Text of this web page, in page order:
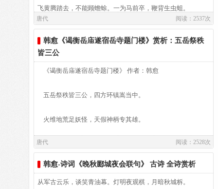
飞黄腾踏去，不能顾蟾蜍。一为马前卒，鞭背生虫蛆。
一为公与相，潭潭府中居。问之何因尔，学与不学欤。
君子与小人，不系父母且。不见公与相，起身自犁鉏。
不见三公后，寒饥出无驴。文章岂不贵，经训乃菑畬。
潢潦无根源，朝满夕已除。人不通古今，马牛而襟裾。
灯火稍可亲，简编可卷舒。岂不旦夕念，为尔惜居诸。
唐代 阅读：2537次
韩愈《谒衡岳庙遂宿岳寺题门楼》赏析：五岳祭秩
皆三公
《谒衡岳庙遂宿岳寺题门楼》 作者：韩愈
五岳祭秩皆三公，四方环镇嵩当中。
火维地荒足妖怪，天假神柄专其雄。
喷云泄雾藏半腹，虽有绝顶谁能穷。
我来正逢秋雨节，阴气晦味无清风。
唐代 阅读：2528次
韩愈-诗词《晚秋郾城夜会联句》 古诗 全诗赏析
从军古云乐，谈笑青油幕。灯明夜观棋，月暗秋城柝。